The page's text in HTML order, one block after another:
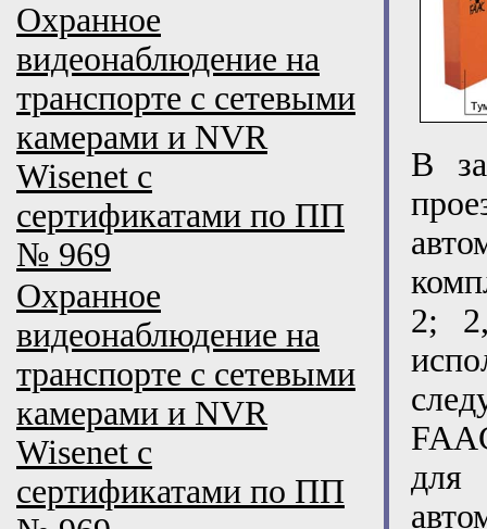
Охранное
видеонаблюдение на
транспорте с сетевыми
камерами и NVR
Wisenet с
сертификатами по ПП
№ 969
Охранное
видеонаблюдение на
транспорте с сетевыми
камерами и NVR
Wisenet с
сертификатами по ПП
В
2;
для